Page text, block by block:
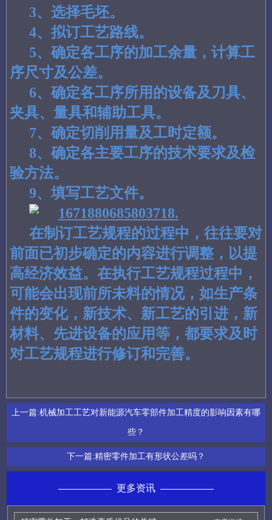
3、选择毛坯。
4、拟订工艺路线。
5、确定各工序的加工余量，计算工
序尺寸及公差。
6、确定各工序所用的设备及刀具、
夹具、量具和辅助工具。
7、确定切削用量及工时定额。
8、确定各主要工序的技术要求及检
验方法。
9、填写工艺文件。
在制订工艺规程的过程中，往往要对
前面已初步确定的内容进行调整，以提
高经济效益。在执行工艺规程过程中，
可能会出现前所未料的情况，如生产条
件的变化，新技术、新工艺的引进，新
材料、先进设备的应用等，都要求及时
对工艺规程进行修订和完善。
上一篇:机械加工工艺对新能源汽车零部件加工精度的影响因素有哪
些？
下一篇:精密零件加工有形状公差吗？
更多资讯